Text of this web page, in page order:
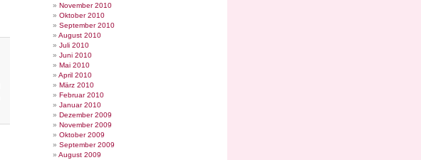
November 2010
Oktober 2010
September 2010
August 2010
Juli 2010
Juni 2010
Mai 2010
April 2010
März 2010
Februar 2010
Januar 2010
Dezember 2009
November 2009
Oktober 2009
September 2009
August 2009